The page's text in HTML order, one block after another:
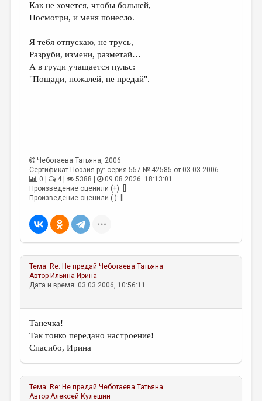
КОНКУРСЫ
КНИЖНАЯ ПОЛКА
ОБЗОР ЛИТЕРАТУРЫ
РЕДКОЛЛЕГИЯ
ОТ РЕДАКЦИИ
МАЛАЯ ПРОЗА
ЭССЕИСТИКА
ЛИТЕРАТУРОВЕДЕНИЕ
КУЛЬТУРОВЕДЕНИЕ
ПУБЛИЦИСТИКА
ЦИКЛЫ ПУБЛИКАЦИЙ
ТРЕДИАКОВСКИЙ
МЕДИА
ВКОНТАКТЕ
Как не хочется, чтобы больней,
Посмотри, и меня понесло.
Я тебя отпускаю, не трусь,
Разруби, измени, разметай…
А в груди учащается пульс:
"Пощади, пожалей, не предай".
Чеботаева Татьяна, 2006
Сертификат Поэзия.ру: серия 557 № 42585 от 03.03.2006
0 |
4 | 5388 |
09.08.2026. 18:13:01
Произведение оценили (+): []
Произведение оценили (-): []
Тема: Re: Не предай Чеботаева Татьяна
Автор Ильина Ирина
Дата и время: 03.03.2006, 10:56:11
Танечка!
Так тонко передано настроение!
Спасибо, Ирина
Тема: Re: Не предай Чеботаева Татьяна
АвторАлексей Кулешин